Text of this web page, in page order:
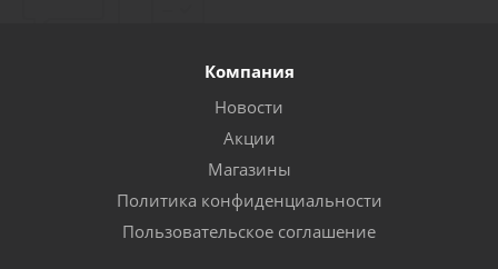
Компания
Новости
Акции
Магазины
Политика конфиденциальности
Пользовательское соглашение